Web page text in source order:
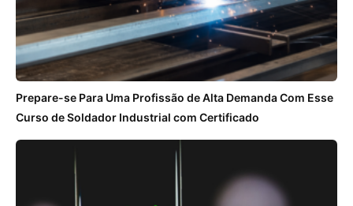
Prepare-se Para Uma Profissão de Alta Demanda Com Esse
Curso de Soldador Industrial com Certificado